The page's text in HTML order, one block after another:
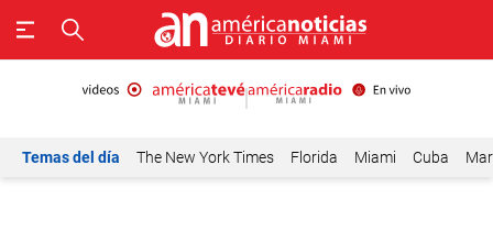
Temas del día The New York Times Florida Miami Cuba